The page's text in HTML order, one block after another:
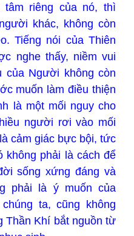
riêng của nó, thì
khác, không còn
Tiếng nói của Thiên
nghe thấy, niềm vui
của Người không còn
muốn làm điều thiện
là một mối nguy cho
người rơi vào mối
cảm giác bực bội, tức
không phải là cách để
sống xứng đáng và
phải là ý muốn của
ta, cũng không
Thần Khí bắt nguồn từ